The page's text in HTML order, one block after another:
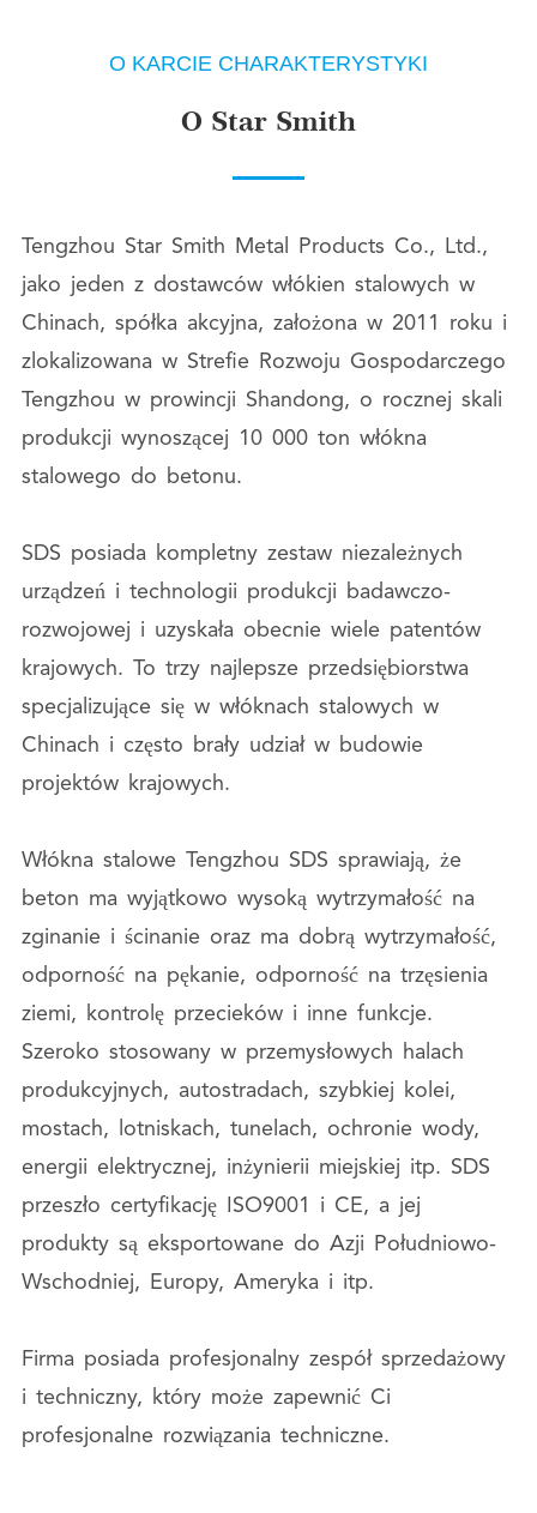
O KARCIE CHARAKTERYSTYKI
O Star Smith
Tengzhou Star Smith Metal Products Co., Ltd.,
jako jeden z dostawców włókien stalowych w
Chinach, spółka akcyjna, założona w 2011 roku i
zlokalizowana w Strefie Rozwoju Gospodarczego
Tengzhou w prowincji Shandong, o rocznej skali
produkcji wynoszącej 10 000 ton włókna
stalowego do betonu.
SDS posiada kompletny zestaw niezależnych
urządzeń i technologii produkcji badawczo-
rozwojowej i uzyskała obecnie wiele patentów
krajowych. To trzy najlepsze przedsiębiorstwa
specjalizujące się w włóknach stalowych w
Chinach i często brały udział w budowie
projektów krajowych.
Włókna stalowe Tengzhou SDS sprawiają, że
beton ma wyjątkowo wysoką wytrzymałość na
zginanie i ścinanie oraz ma dobrą wytrzymałość,
odporność na pękanie, odporność na trzęsienia
ziemi, kontrolę przecieków i inne funkcje.
Szeroko stosowany w przemysłowych halach
produkcyjnych, autostradach, szybkiej kolei,
mostach, lotniskach, tunelach, ochronie wody,
energii elektrycznej, inżynierii miejskiej itp. SDS
przeszło certyfikację ISO9001 i CE, a jej
produkty są eksportowane do Azji Południowo-
Wschodniej, Europy, Ameryka i itp.
Firma posiada profesjonalny zespół sprzedażowy
i techniczny, który może zapewnić Ci
profesjonalne rozwiązania techniczne.